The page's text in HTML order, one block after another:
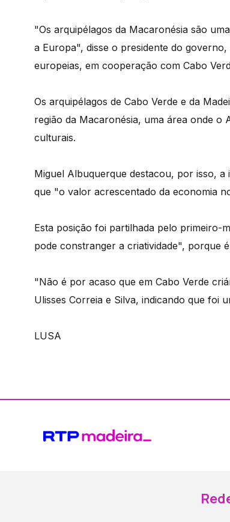
"Os arquipélagos da Macaronésia são
a Europa", disse o presidente do
europeias, em cooperação com Cabo
Os arquipélagos de Cabo Verde e da
região da Macaronésia, uma área onde
culturais.
Miguel Albuquerque destacou, por isso,
que "o valor acrescentado da economia
Esta posição foi partilhada pelo primeiro-
pode constranger a criatividade", porque
"Não é por acaso que em Cabo Verde
Ulisses Correia e Silva, indicando que foi
LUSA